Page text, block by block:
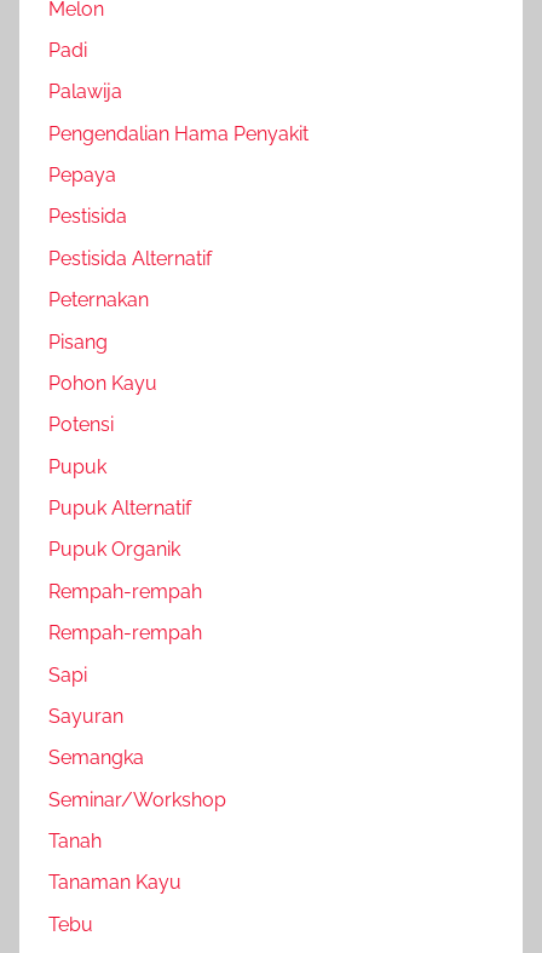
Melon
Padi
Palawija
Pengendalian Hama Penyakit
Pepaya
Pestisida
Pestisida Alternatif
Peternakan
Pisang
Pohon Kayu
Potensi
Pupuk
Pupuk Alternatif
Pupuk Organik
Rempah-rempah
Rempah-rempah
Sapi
Sayuran
Semangka
Seminar/Workshop
Tanah
Tanaman Kayu
Tebu